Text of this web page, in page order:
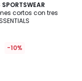
cortos con tres
-10%